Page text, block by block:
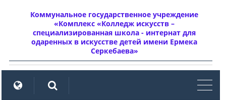
Коммунальное государственное учреждение
«Комплекс «Колледж искусств –
специализированная школа - интернат для
одаренных в искусстве детей имени Ермека
Серкебаева»